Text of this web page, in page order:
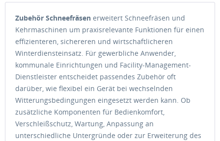
Zubehör Schneefräsen erweitert Schneefräsen und
Kehrmaschinen um praxisrelevante Funktionen für einen
effizienteren, sichereren und wirtschaftlicheren
Winterdiensteinsatz. Für gewerbliche Anwender,
kommunale Einrichtungen und Facility-Management-
Dienstleister entscheidet passendes Zubehör oft
darüber, wie flexibel ein Gerät bei wechselnden
Witterungsbedingungen eingesetzt werden kann. Ob
zusätzliche Komponenten für Bedienkomfort,
Verschleißschutz, Wartung, Anpassung an
unterschiedliche Untergründe oder zur Erweiterung des